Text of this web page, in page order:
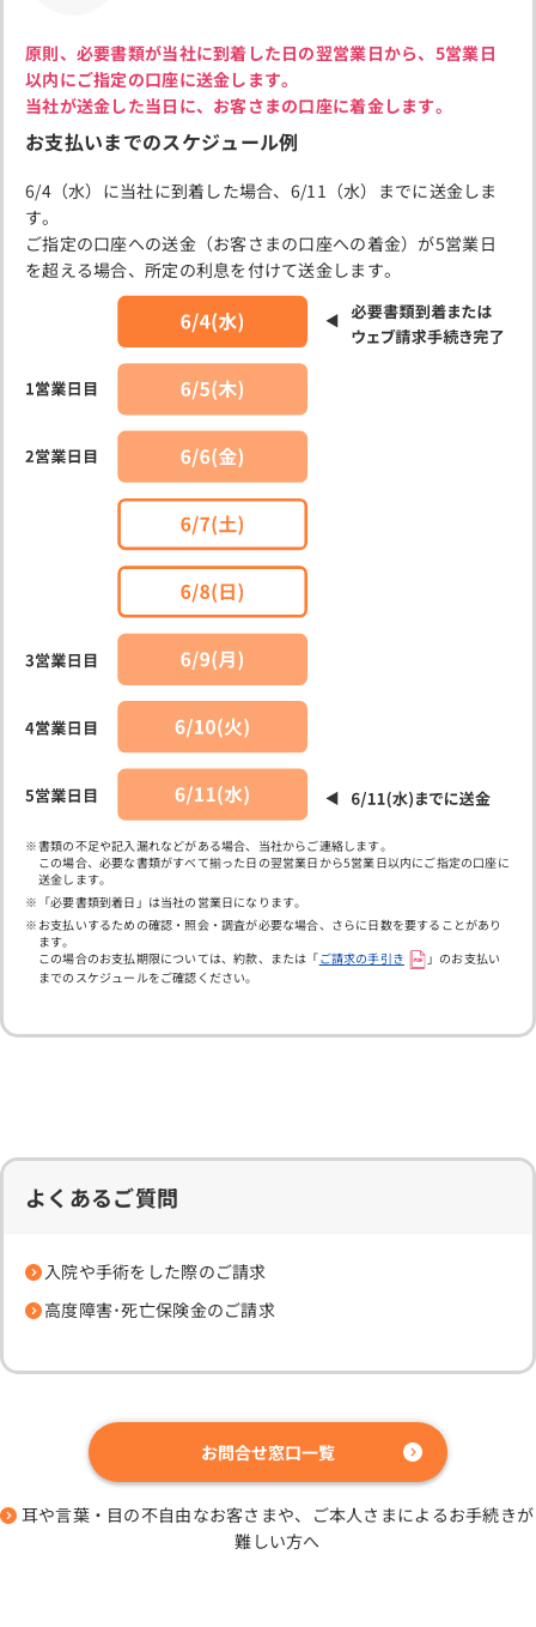
原則、必要書類が当社に到着した日の翌営業日から、5営業日
以内にご指定の口座に送金します。
当社が送金した当日に、お客さまの口座に着金します。
お支払いまでのスケジュール例
6/4（水）に当社に到着した場合、6/11（水）までに送金しま
す。
ご指定の口座への送金（お客さまの口座への着金）が5営業日
を超える場合、所定の利息を付けて送金します。
書類の不足や記入漏れなどがある場合、当社からご連絡します。
この場合、必要な書類がすべて揃った日の翌営業日から5営業日以内にご指定の口座に
送金します。
「必要書類到着日」は当社の営業日になります。
お支払いするための確認・照会・調査が必要な場合、さらに日数を要することがあり
ます。
この場合のお支払期限については、約款、または「ご請求の手引き
」のお支払い
までのスケジュールをご確認ください。
よくあるご質問
入院や手術をした際のご請求
高度障害･死亡保険金のご請求
お問合せ窓口一覧
耳や言葉・目の不自由なお客さまや、ご本人さまによるお手続きが
難しい方へ